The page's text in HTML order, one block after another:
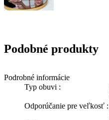
Podrobné informácie
Typ obuvi :
Odporúčanie pre veľkosť :
Podobné produkty